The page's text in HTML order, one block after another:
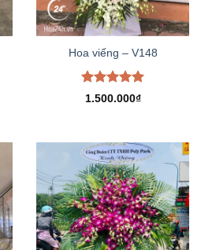
Hoa viếng – V148
Được xếp
1.500.000₫